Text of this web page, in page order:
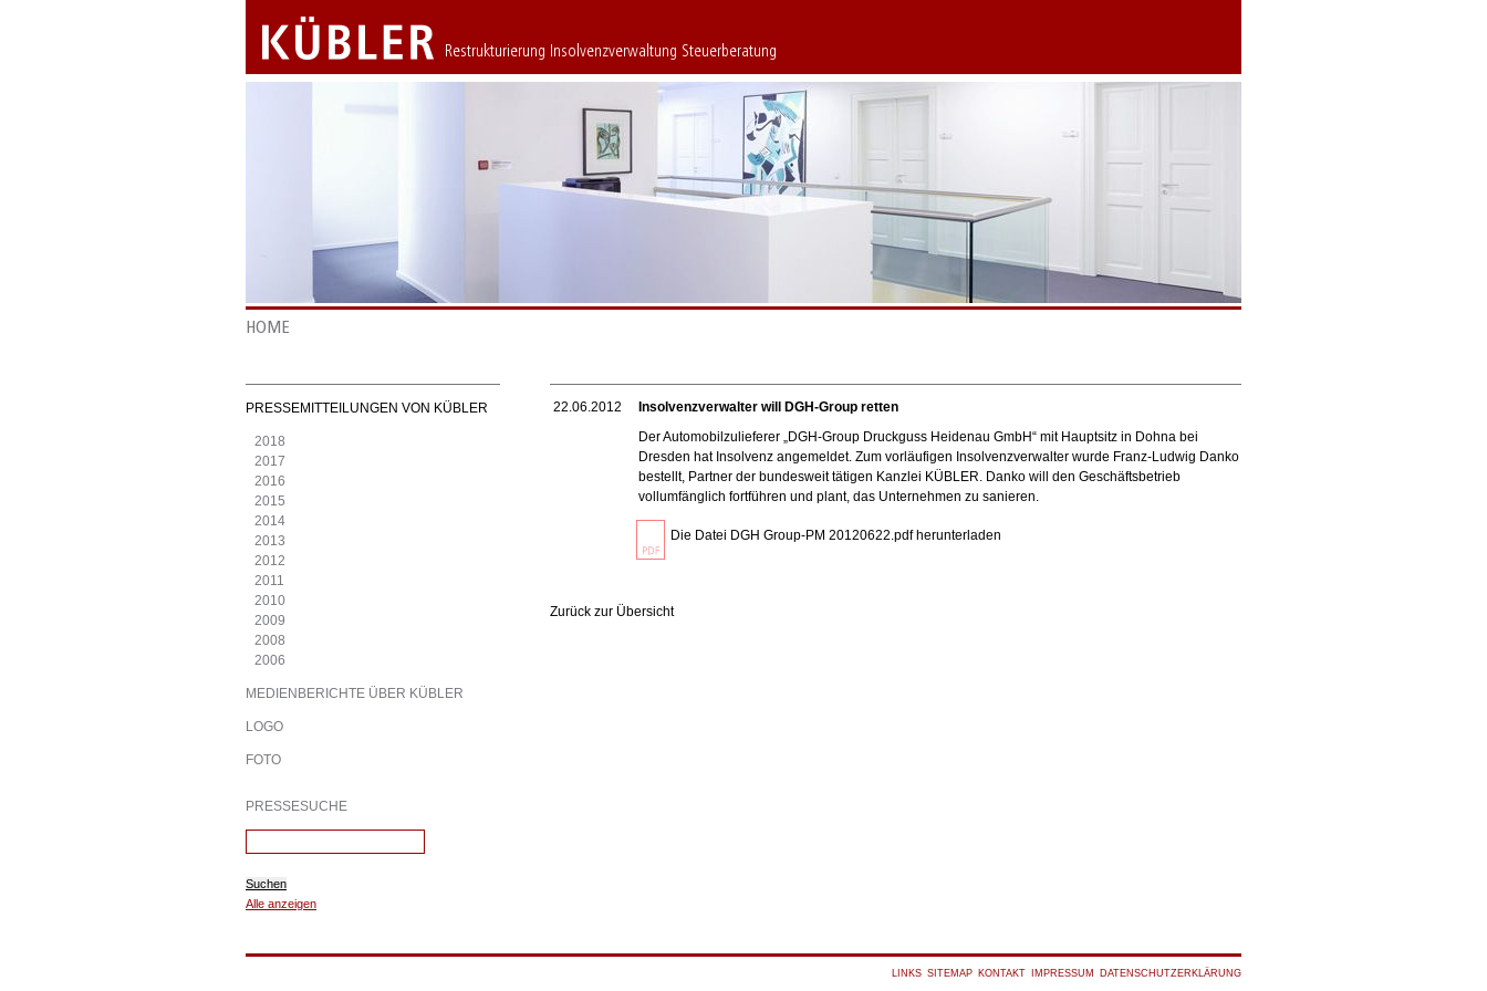
Restrukturierung Insolvenzverwaltung Steuerberatung
HOME
PRESSEMITTEILUNGEN VON KÜBLER
2018
2017
2016
2015
2014
2013
2012
2011
2010
2009
2008
2006
MEDIENBERICHTE ÜBER KÜBLER
LOGO
FOTO
PRESSESUCHE
Suchen
Alle anzeigen
22.06.2012
Insolvenzverwalter will DGH-Group retten
Der Automobilzulieferer „DGH-Group Druckguss Heidenau GmbH“ mit Hauptsitz in Dohna bei
Dresden hat Insolvenz angemeldet. Zum vorläufigen Insolvenzverwalter wurde Franz-Ludwig Danko
bestellt, Partner der bundesweit tätigen Kanzlei KÜBLER. Danko will den Geschäftsbetrieb
vollumfänglich fortführen und plant, das Unternehmen zu sanieren.
Die Datei DGH Group-PM 20120622.pdf herunterladen
Zurück zur Übersicht
LINKS SITEMAP KONTAKT IMPRESSUM DATENSCHUTZERKLÄRUNG